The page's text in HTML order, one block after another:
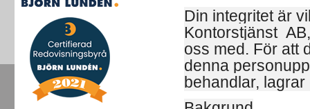
Din integritet är
Kontorstjänst
oss med. För att
denna
behandlar,